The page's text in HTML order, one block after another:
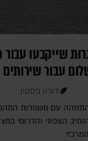
שייקבעו
עבור
דורון פסקין
המזוהה עם משמרות
הצפוני והדרומי